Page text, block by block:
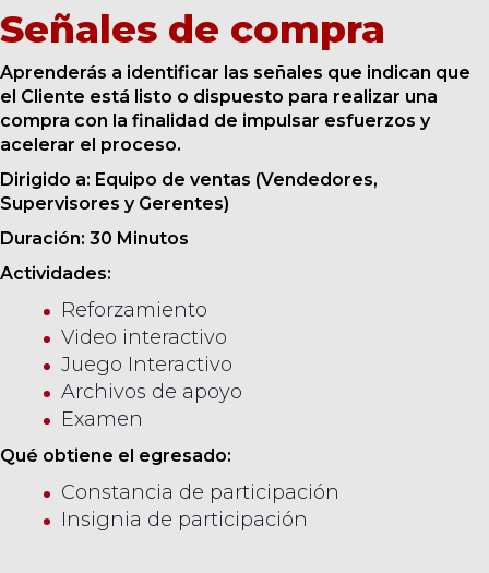
Señales de compra
Aprenderás a identificar las señales que indican que
el Cliente está listo o dispuesto para realizar una
compra con la finalidad de impulsar esfuerzos y
acelerar el proceso.
Dirigido a: Equipo de ventas (Vendedores,
Supervisores y Gerentes)
Duración: 30 Minutos
Actividades:
Reforzamiento
Video interactivo
Juego Interactivo
Archivos de apoyo
Examen
Qué obtiene el egresado:
Constancia de participación
Insignia de participación